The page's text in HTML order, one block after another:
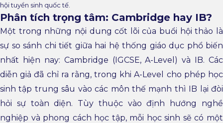
hội tuyển sinh quốc tế.
Phân tích trọng tâm: Cambridge hay IB?
Một trong những nội dung cốt lõi của buổi hội thảo là
sự so sánh chi tiết giữa hai hệ thống giáo dục phổ biến
nhất hiện nay: Cambridge (IGCSE, A-Level) và IB. Các
diễn giả đã chỉ ra rằng, trong khi A-Level cho phép học
sinh tập trung sâu vào các môn thế mạnh thì IB lại đòi
hỏi sự toàn diện. Tùy thuộc vào định hướng nghề
nghiệp và phong cách học tập, mỗi học sinh sẽ có một